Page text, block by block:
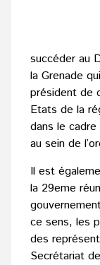
succéder au
la Grenade
président de
Etats de la
dans le
au sein de
Il est
la 29eme
ce sens, les
des
Secrétariat